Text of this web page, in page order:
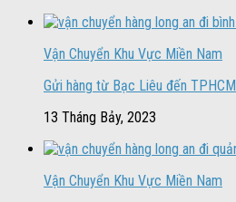
Vận Chuyển Khu Vực Miền Nam
Gửi hàng từ Bạc Liêu đến TPHCM
13 Tháng Bảy, 2023
Vận Chuyển Khu Vực Miền Nam